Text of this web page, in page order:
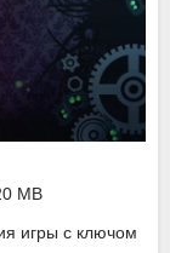
MB
игры с ключом